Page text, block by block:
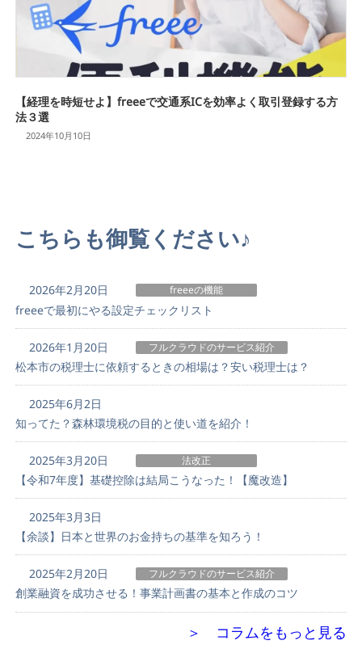
【経理を時短せよ】freeeで交通系ICを効率よく取引登録する方
法３選
2024年10月10日
こちらも御覧ください♪
2026年2月20日 freeeの機能
freeeで最初にやる設定チェックリスト
2026年1月20日 フルクラウドのサービス紹介
松本市の税理士に依頼するときの相場は？安い税理士は？
2025年6月2日
知ってた？森林環境税の目的と使い道を紹介！
2025年3月20日 法改正
【令和7年度】基礎控除は結局こうなった！【魔改造】
2025年3月3日
【余談】日本と世界のお金持ちの基準を知ろう！
2025年2月20日 フルクラウドのサービス紹介
創業融資を成功させる！事業計画書の基本と作成のコツ
＞ コラムをもっと見る